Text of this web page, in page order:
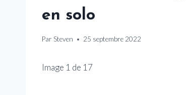
en solo
Par Steven 25 septembre 2022
Image 1 de 17